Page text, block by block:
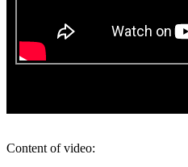
Content of video: